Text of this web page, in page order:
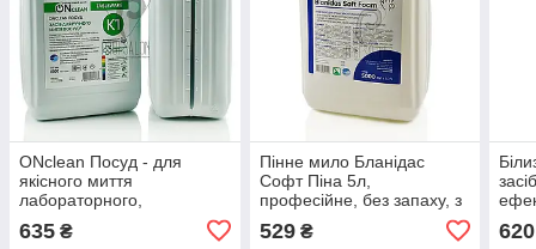
ONclean Посуд - для
якісного миття
лабораторного,
медичного та побутового
посуду, 5л
635 ₴
Пінне мило Бланідас
Софт Піна 5л,
професійне, без запаху, з
529₴
5л
620